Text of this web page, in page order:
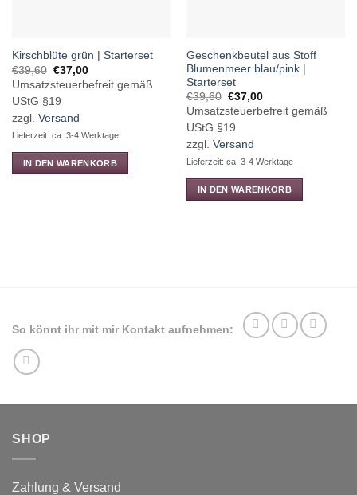
Kirschblüte grün | Starterset
€39,60 Ursprünglicher
Preis
war:
€39,60
€37,00Aktueller
Preis
ist:
Umsatzsteuerbefreit gemäß
UStG §19
zzgl. Versand
Lieferzeit: ca. 3-4 Werktage
IN DEN WARENKORB
Geschenkbeutel aus Stoff
Blumenmeer blau/pink |
Starterset
€39,60 Ursprünglicher
Preis
war:
€39,60
€37,00Aktueller
Preis
ist:
Umsatzsteuerbefreit gemäß
UStG §19
zzgl. Versand
Lieferzeit: ca. 3-4 Werktage
IN DEN WARENKORB
So könnt ihr mit mir Kontakt aufnehmen:
SHOP
Zahlung & Versand